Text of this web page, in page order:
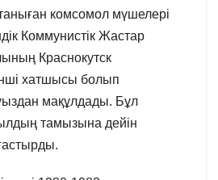
комсомол мүшелері
Коммунистік Жастар
Краснокутск
хатшысы болып
мақұлдады. Бұл
тамызына дейін